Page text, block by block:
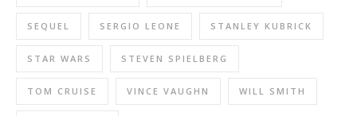
SEQUEL SERGIO LEONE STANLEY KUBRICK
STAR WARS STEVEN SPIELBERG
TOM CRUISE VINCE VAUGHN WILL SMITH